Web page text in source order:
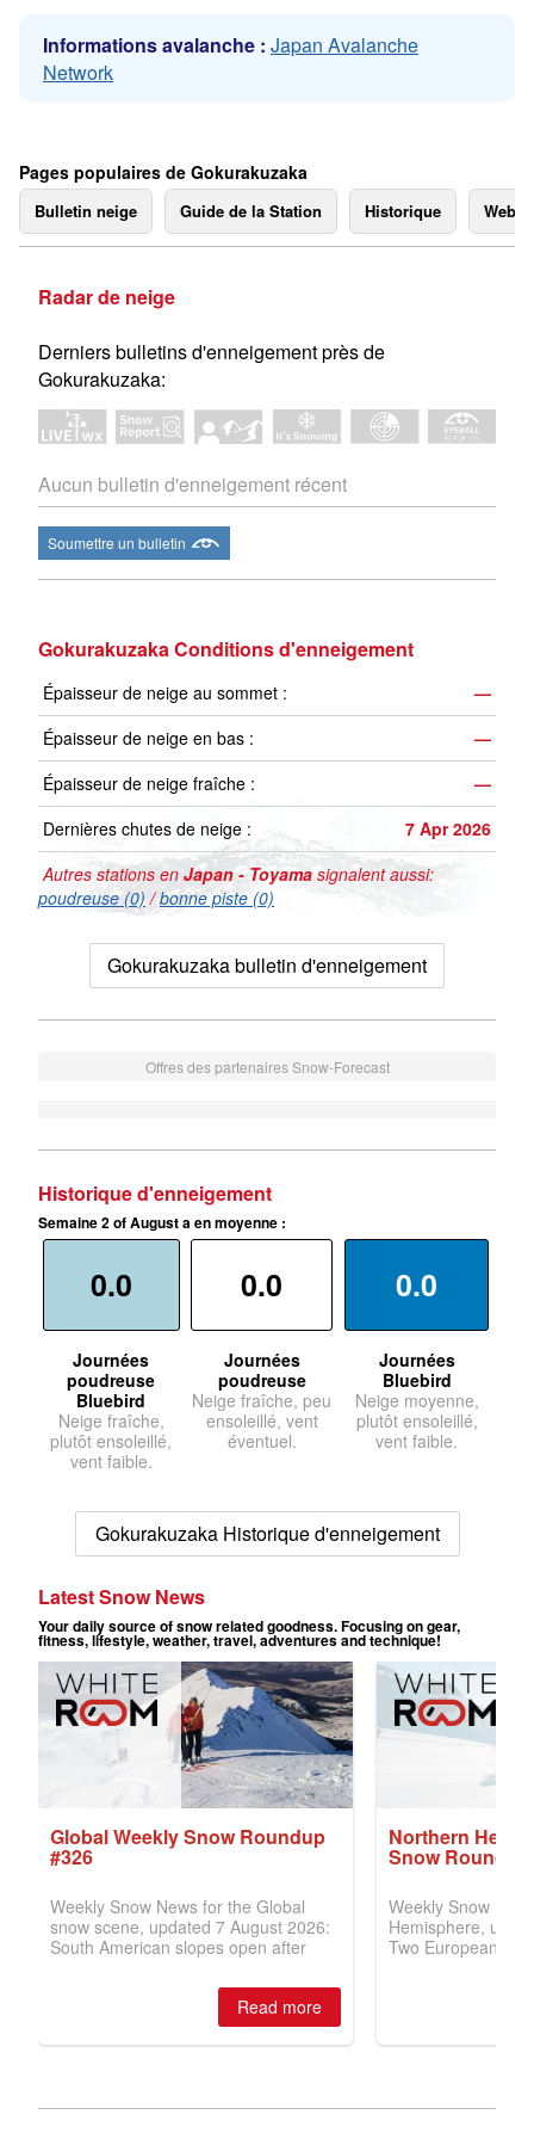
Informations avalanche : Japan Avalanche
Network
Pages populaires de Gokurakuzaka
Bulletin neige Guide de la Station Historique
Radar de neige
Derniers bulletins d'enneigement près de
Gokurakuzaka:
Aucun bulletin d'enneigement récent
Soumettre un bulletin
Gokurakuzaka Conditions d'enneigement
Épaisseur de neige au sommet :
—
Épaisseur de neige en bas :
—
Épaisseur de neige fraîche :
—
Dernières chutes de neige :
7 Apr 2026
Autres stations en Japan - Toyama signalent aussi:
poudreuse (0) /bonne piste (0)
Gokurakuzaka bulletin d'enneigement
Offres des partenaires Snow-Forecast
Historique d'enneigement
Semaine 2 of August a en moyenne :
0.0
Journées
poudreuse
Bluebird
Neige fraîche,
plutôt ensoleillé,
vent faible.
0.0
Journées
poudreuse
Neige fraîche, peu
ensoleillé, vent
éventuel.
0.0
Journées
Bluebird
Neige moyenne,
plutôt ensoleillé,
vent faible.
Gokurakuzaka Historique d'enneigement